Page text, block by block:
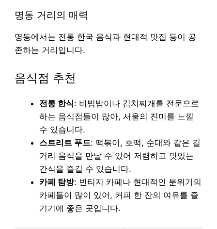
명동 거리의 매력
명동에서는 전통 한국 음식과 현대적 맛집 등이 공
존하는 거리입니다.
음식점 추천
전통 한식: 비빔밥이나 김치찌개를 전문으로
하는 음식점들이 많아, 서울의 진미를 느낄
수 있습니다.
스트리트 푸드: 떡볶이, 호떡, 순대와 같은 길
거리 음식을 만날 수 있어 저렴하고 맛있는
간식을 즐길 수 있습니다.
카페 탐방: 빈티지 카페나 현대적인 분위기의
카페들이 많이 있어, 커피 한 잔의 여유를 즐
기기에 좋은 곳입니다.